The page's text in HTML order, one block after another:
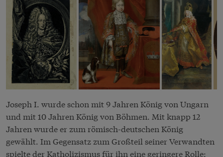
Joseph I. wurde schon mit 9 Jahren König von Ungarn
und mit 10 Jahren König von Böhmen. Mit knapp 12
Jahren wurde er zum römisch-deutschen König
gewählt. Im Gegensatz zum Großteil seiner Verwandten
spielte der Katholizismus für ihn eine geringere Rolle: